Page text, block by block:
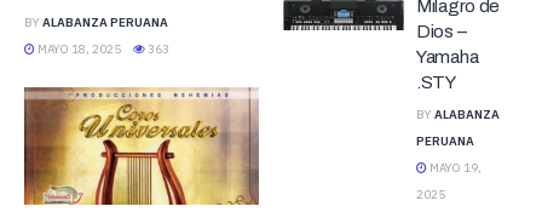
BY ALABANZA PERUANA
MAYO 18, 2025
363
Milagro de
Dios –
Yamaha
.STY
BY ALABANZA
PERUANA
MAYO 19,
2025